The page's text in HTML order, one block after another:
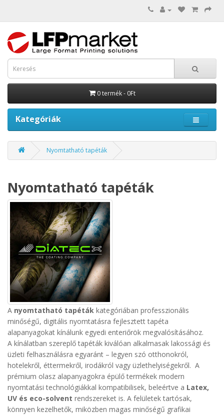
0 termék - 0Ft
Kategóriák
Nyomtatható tapéták
Nyomtatható tapéták
A nyomtatható tapéták kategóriában professzionális
minőségű, digitális nyomtatásra fejlesztett tapéta
alapanyagokat kínálunk egyedi enteriőrök megvalósításához.
A kínálatban szereplő tapéták kiválóan alkalmasak lakossági és
üzleti felhasználásra egyaránt – legyen szó otthonokról,
hotelekről, éttermekről, irodákról vagy üzlethelyiségekről. A
prémium olasz alapanyagokra épülő termékek modern
nyomtatási technológiákkal kompatibilisek, beleértve a Latex,
UV és eco-solvent rendszereket is. A felületek tartósak,
könnyen kezelhetők, miközben magas minőségű grafikai